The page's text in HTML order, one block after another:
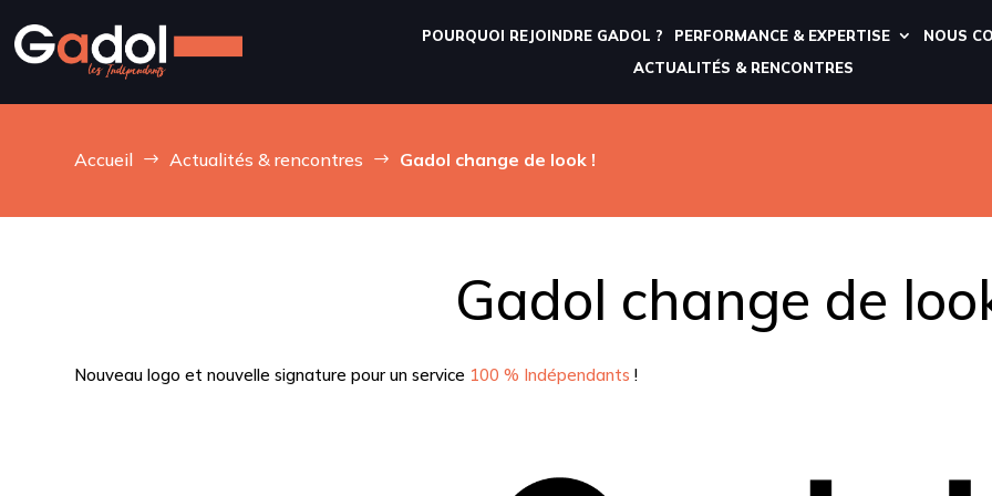
POURQUOI REJOINDRE GADOL ? PERFORMANCE & EXPERTISE
NOUS
ACTUALITÉS & RENCONTRES
Accueil $ Actualités & rencontres $ Gadol change de look !
Gadol change de
Nouveau logo et nouvelle signature pour un service 100 % Indépendants !